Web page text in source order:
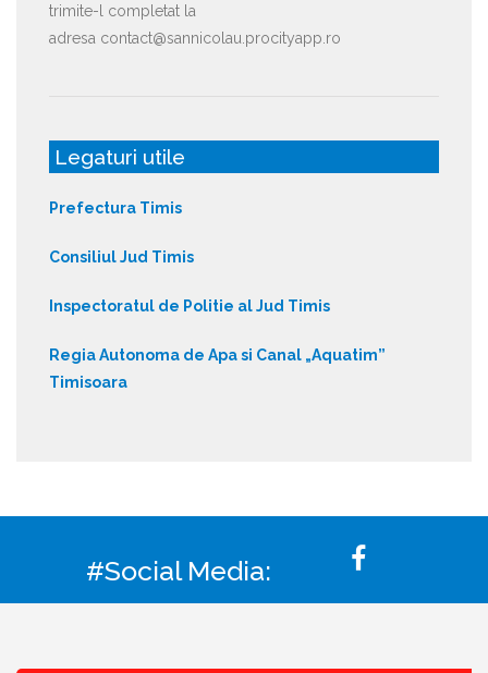
trimite-l completat la
adresa contact@sannicolau.procityapp.ro
Legaturi utile
Prefectura Timis
Consiliul Jud Timis
Inspectoratul de Politie al Jud Timis
Regia Autonoma de Apa si Canal „Aquatim”
Timisoara
#Social Media: